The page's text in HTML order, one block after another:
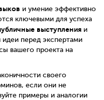
и умение эффективно
ключевыми для успеха
выступления и
идеи перед экспертами
вашего проекта на
своего
если они не
примеры и аналогии